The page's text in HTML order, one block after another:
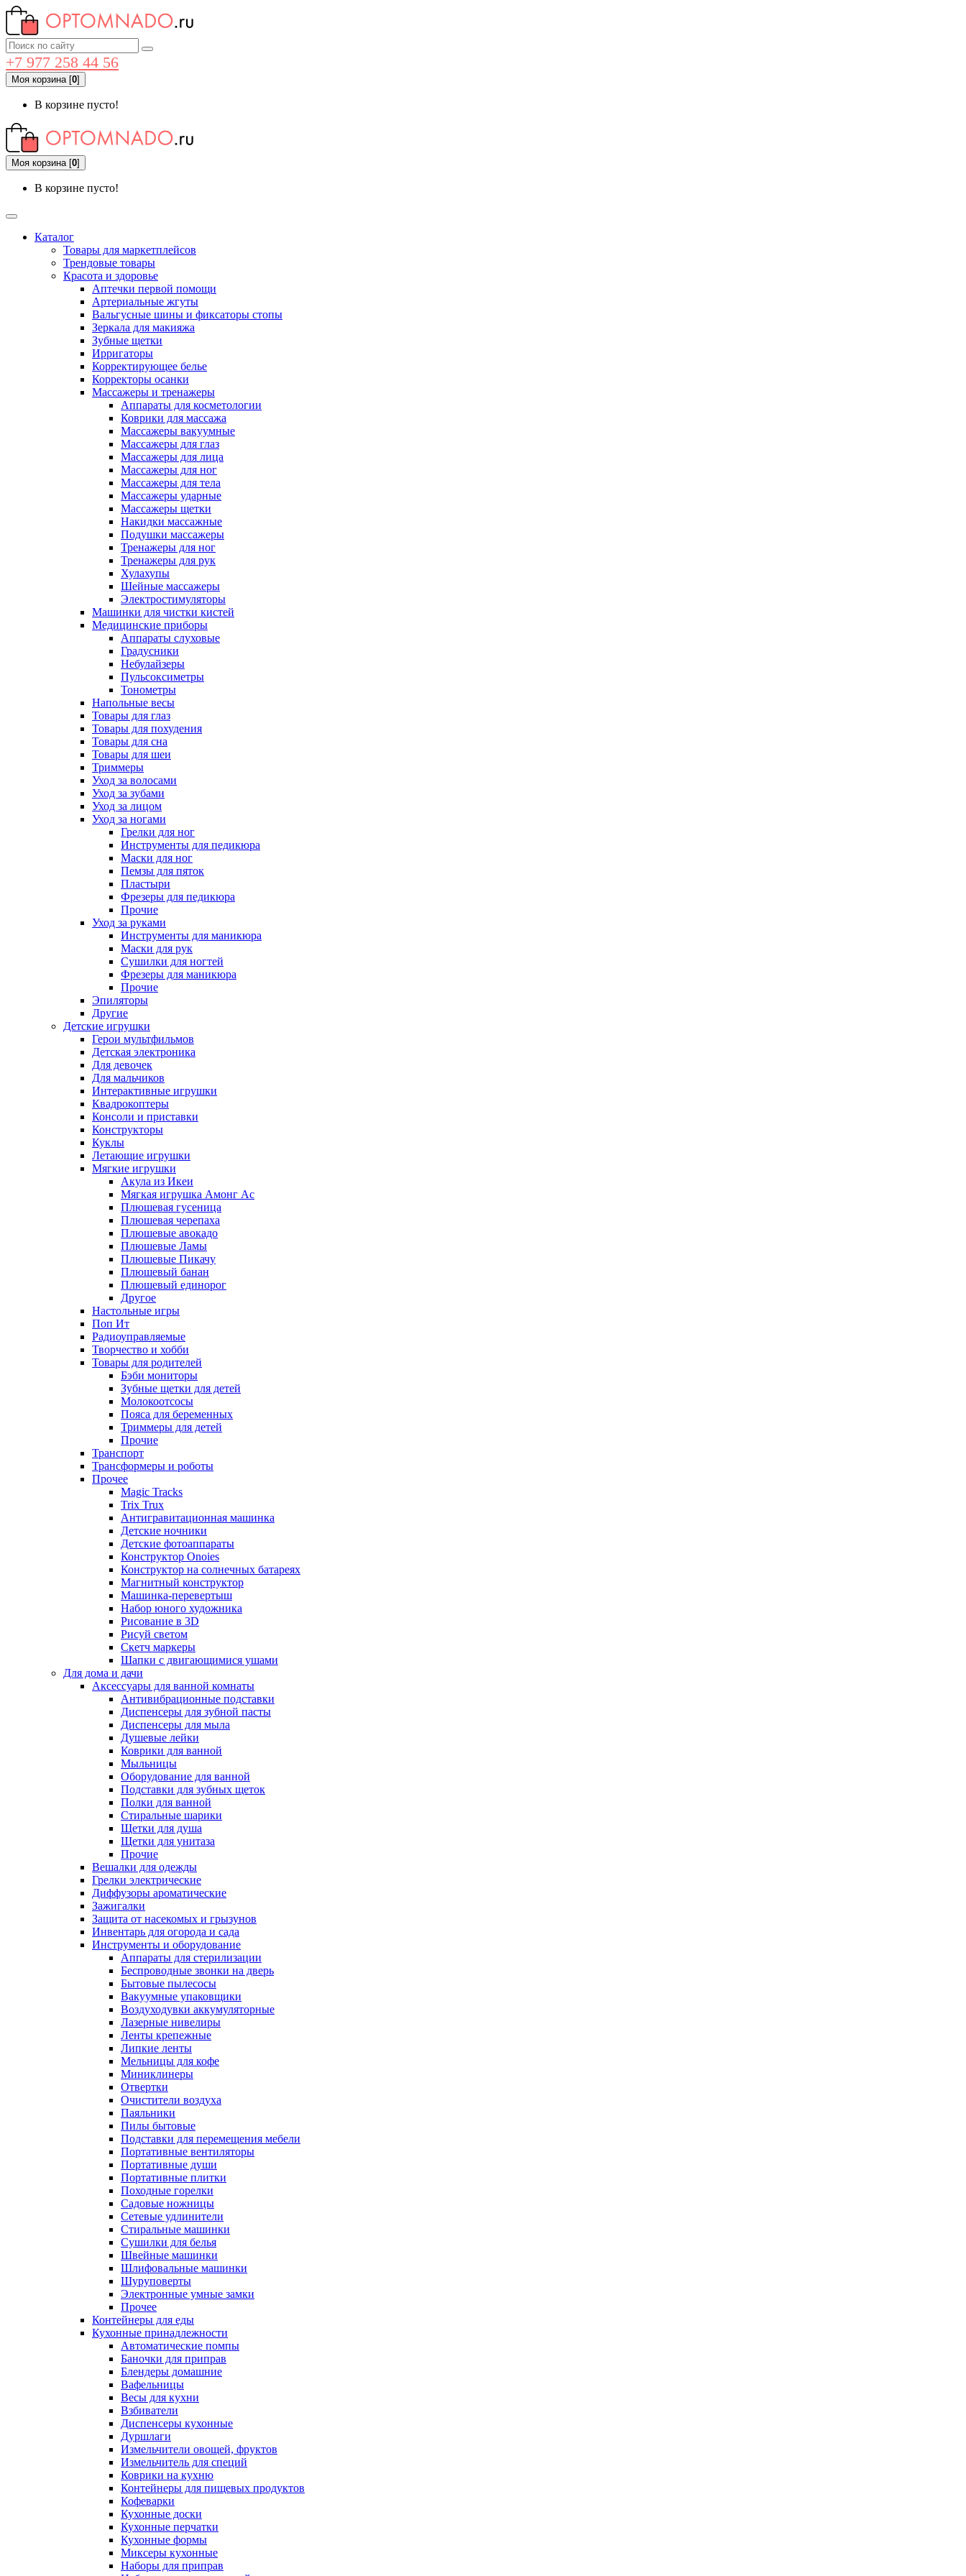
+7 977 258 44 56
Моя корзина[0]
В корзине пусто!
Моя корзина[0]
В корзине пусто!
Каталог
Товары для маркетплейсов
Трендовые товары
Красота и здоровье
Аптечки первой помощи
Артериальные жгуты
Вальгусные шины и фиксаторы стопы
Зеркала для макияжа
Зубные щетки
Ирригаторы
Корректирующее белье
Корректоры осанки
Массажеры и тренажеры
Аппараты для косметологии
Коврики для массажа
Массажеры вакуумные
Массажеры для глаз
Массажеры для лица
Массажеры для ног
Массажеры для тела
Массажеры ударные
Массажеры щетки
Накидки массажные
Подушки массажеры
Тренажеры для ног
Тренажеры для рук
Хулахупы
Шейные массажеры
Электростимуляторы
Машинки для чистки кистей
Медицинские приборы
Аппараты слуховые
Градусники
Небулайзеры
Пульсоксиметры
Тонометры
Напольные весы
Товары для глаз
Товары для похудения
Товары для сна
Товары для шеи
Триммеры
Уход за волосами
Уход за зубами
Уход за лицом
Уход за ногами
Грелки для ног
Инструменты для педикюра
Маски для ног
Пемзы для пяток
Пластыри
Фрезеры для педикюра
Прочие
Уход за руками
Инструменты для маникюра
Маски для рук
Сушилки для ногтей
Фрезеры для маникюра
Прочие
Эпиляторы
Другие
Детские игрушки
Герои мультфильмов
Детская электроника
Для девочек
Для мальчиков
Интерактивные игрушки
Квадрокоптеры
Консоли и приставки
Конструкторы
Куклы
Летающие игрушки
Мягкие игрушки
Акула из Икеи
Мягкая игрушка Амонг Ас
Плюшевая гусеница
Плюшевая черепаха
Плюшевые авокадо
Плюшевые Ламы
Плюшевые Пикачу
Плюшевый банан
Плюшевый единорог
Другое
Настольные игры
Поп Ит
Радиоуправляемые
Творчество и хобби
Товары для родителей
Бэби мониторы
Зубные щетки для детей
Молокоотсосы
Пояса для беременных
Триммеры для детей
Прочие
Транспорт
Трансформеры и роботы
Прочее
Magic Tracks
Trix Trux
Антигравитационная машинка
Детские ночники
Детские фотоаппараты
Конструктор Onoies
Конструктор на солнечных батареях
Магнитный конструктор
Машинка-перевертыш
Набор юного художника
Рисование в 3D
Рисуй светом
Скетч маркеры
Шапки с двигающимися ушами
Для дома и дачи
Аксессуары для ванной комнаты
Антивибрационные подставки
Диспенсеры для зубной пасты
Диспенсеры для мыла
Душевые лейки
Коврики для ванной
Мыльницы
Оборудование для ванной
Подставки для зубных щеток
Полки для ванной
Стиральные шарики
Щетки для душа
Щетки для унитаза
Прочие
Вешалки для одежды
Грелки электрические
Диффузоры ароматические
Зажигалки
Защита от насекомых и грызунов
Инвентарь для огорода и сада
Инструменты и оборудование
Аппараты для стерилизации
Беспроводные звонки на дверь
Бытовые пылесосы
Вакуумные упаковщики
Воздуходувки аккумуляторные
Лазерные нивелиры
Ленты крепежные
Липкие ленты
Мельницы для кофе
Миниклинеры
Отвертки
Очистители воздуха
Паяльники
Пилы бытовые
Подставки для перемещения мебели
Портативные вентиляторы
Портативные души
Портативные плитки
Походные горелки
Садовые ножницы
Сетевые удлинители
Стиральные машинки
Сушилки для белья
Швейные машинки
Шлифовальные машинки
Шуруповерты
Электронные умные замки
Прочее
Контейнеры для еды
Кухонные принадлежности
Автоматические помпы
Баночки для приправ
Блендеры домашние
Вафельницы
Весы для кухни
Взбиватели
Диспенсеры кухонные
Дуршлаги
Измельчители овощей, фруктов
Измельчитель для специй
Коврики на кухню
Контейнеры для пищевых продуктов
Кофеварки
Кухонные доски
Кухонные перчатки
Кухонные формы
Миксеры кухонные
Наборы для приправ